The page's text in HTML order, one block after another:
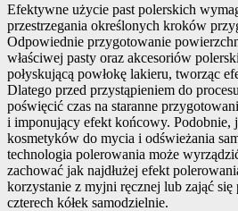
Efektywne użycie past polerskich
przestrzegania określonych kroków
Odpowiednie przygotowanie
właściwej pasty oraz akcesoriów
połyskującą powłokę lakieru, tworząc
Dlatego przed przystąpieniem do
poświęcić czas na staranne
i imponujący efekt końcowy. Podobnie,
kosmetyków do mycia i odświeżania
technologia polerowania może
zachować jak najdłużej efekt
korzystanie z myjni ręcznej lub zająć się
czterech kółek samodzielnie.